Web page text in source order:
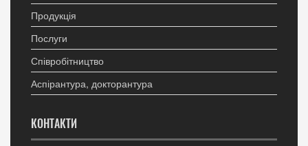
Продукція
Послуги
Співробітництво
Аспірантура, докторантура
КОНТАКТИ